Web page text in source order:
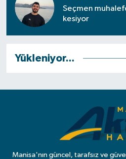
Seçmen
kesiyor
Yükleniyor...
Manisa'nın güncel, tarafsız ve